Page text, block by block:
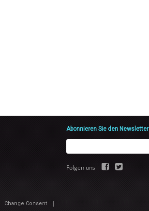
Abonnieren Sie den Newsletter
Folgen uns
Change Consent |